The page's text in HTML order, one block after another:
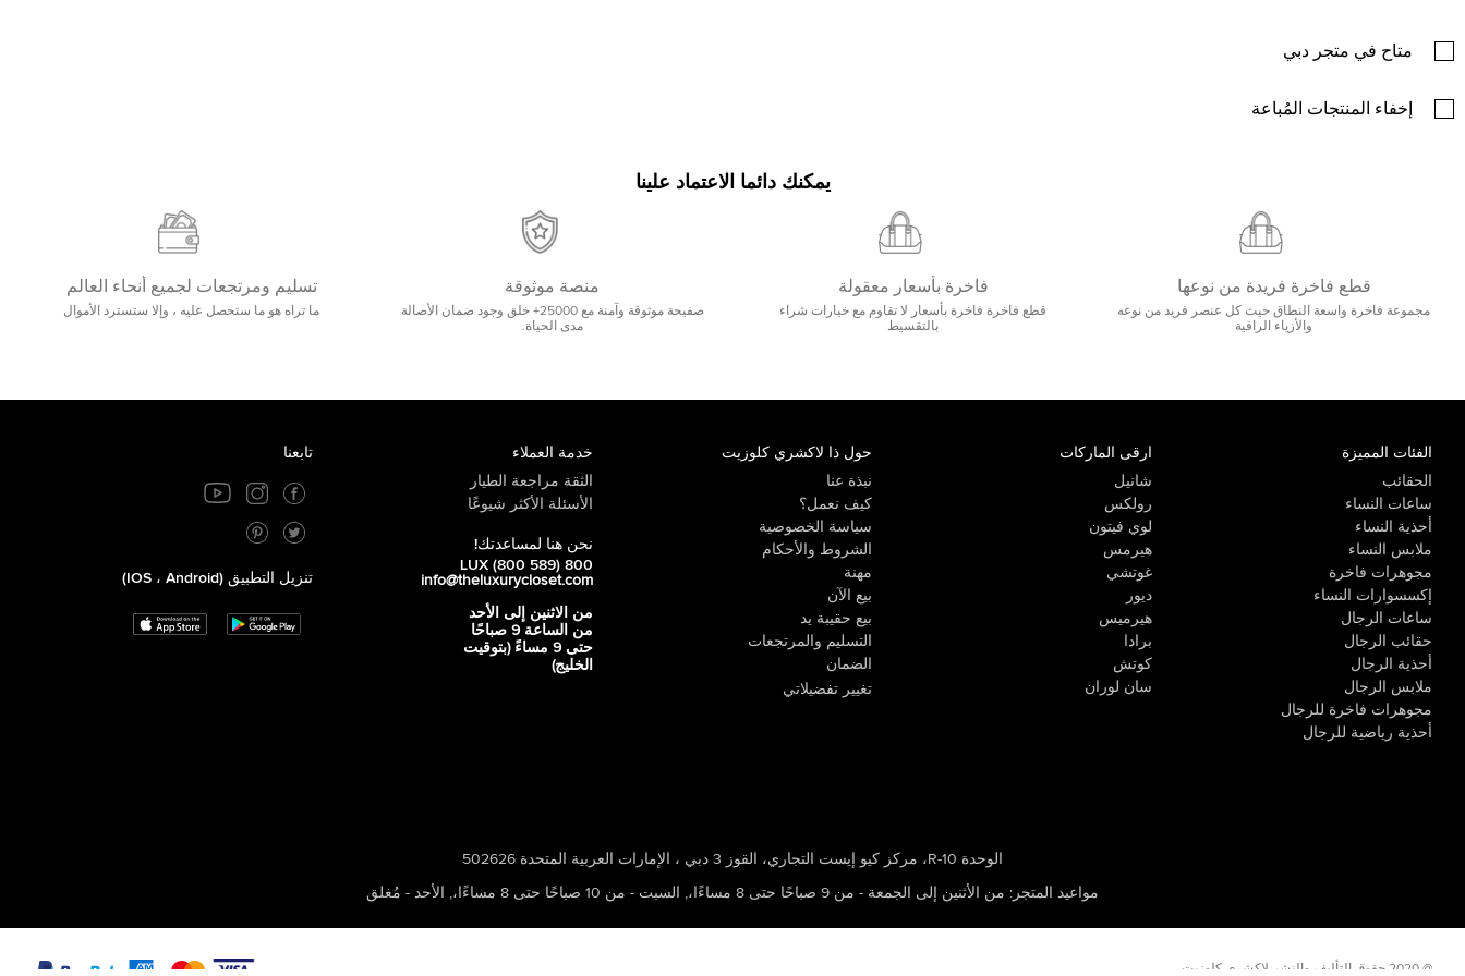
متاح في متجر دبي
إخفاء المنتجات المُباعة
يمكنك دائما الاعتماد علينا
قطع فاخرة فريدة من نوعها
مجموعة فاخرة واسعة النطاق حيث كل عنصر فريد من نوعه
والأزياء الراقية
فاخرة بأسعار معقولة
قطع فاخرة فاخرة بأسعار لا تقاوم مع خيارات شراء
بالتقسيط
منصة موثوقة
صفيحة موثوقة وآمنة مع 25000+ خلق وجود ضمان الأصالة
مدى الحياة.
تسليم ومرتجعات لجميع أنحاء العالم
ما تراه هو ما ستحصل عليه ، وإلا ستسترد الأموال
الفئات المميزة
الحقائب
ساعات النساء
أحذية النساء
ملابس النساء
مجوهرات فاخرة
إكسسوارات النساء
ساعات الرجال
حقائب الرجال
أحذية الرجال
ملابس الرجال
مجوهرات فاخرة للرجال
أحذية رياضية للرجال
ارقى الماركات
شانيل
رولكس
لوي فيتون
هيرمس
غوتشي
ديور
هيرميس
برادا
كوتش
سان لوران
حول ذا لاكشري كلوزيت
نبذة عنا
كيف نعمل؟
سياسة الخصوصية
الشروط والأحكام
مهنة
بيع الآن
بيع حقيبة يد
التسليم والمرتجعات
الضمان
تغيير تفضيلاتي
خدمة العملاء
الثقة مراجعة الطيار
الأسئلة الأكثر شيوعًا
نحن هنا لمساعدتك!
800 LUX (800 589)
info@theluxurycloset.com
من الاثنين إلى الأحد
من الساعة 9 صباحًا
حتى 9 مساءً (بتوقيت
الخليج)
تابعنا
تنزيل التطبيق (iOS ، Android)
الوحدة R-10، مركز كيو إيست التجاري، القوز 3 دبي ، الإمارات العربية المتحدة 502626
مواعيد المتجر : من الأثنين إلى الجمعة - من 9 صباحًا حتى 8 مساءًا، , السبت - من 10 صباحًا حتى 8 مساءًا، , الأحد - مُغلق
@ 2020 حقوق التأليف والنشر لاكشري كلوزيت